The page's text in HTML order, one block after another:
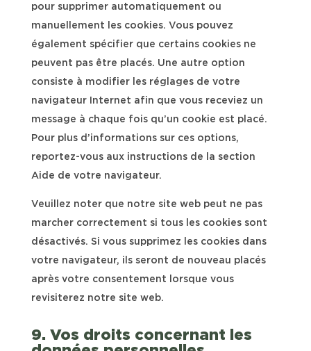
pour supprimer automatiquement ou
manuellement les cookies. Vous pouvez
également spécifier que certains cookies ne
peuvent pas être placés. Une autre option
consiste à modifier les réglages de votre
navigateur Internet afin que vous receviez un
message à chaque fois qu’un cookie est placé.
Pour plus d’informations sur ces options,
reportez-vous aux instructions de la section
Aide de votre navigateur.
Veuillez noter que notre site web peut ne pas
marcher correctement si tous les cookies sont
désactivés. Si vous supprimez les cookies dans
votre navigateur, ils seront de nouveau placés
après votre consentement lorsque vous
revisiterez notre site web.
9. Vos droits concernant les